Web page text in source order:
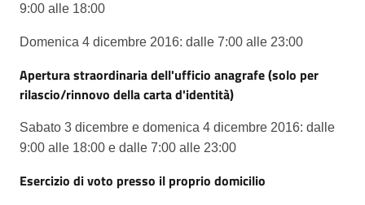
9:00 alle 18:00
Domenica 4 dicembre 2016: dalle 7:00 alle 23:00
Apertura straordinaria dell'ufficio anagrafe (solo per
rilascio/rinnovo della carta d'identità)
Sabato 3 dicembre e domenica 4 dicembre 2016: dalle
9:00 alle 18:00 e dalle 7:00 alle 23:00
Esercizio di voto presso il proprio domicilio